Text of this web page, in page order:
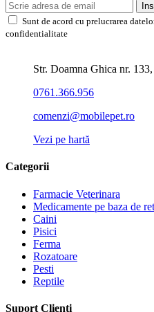
Sunt de acord cu prelucrarea
confidentialitate
Str. Doamna Ghica nr.
0761.366.956
comenzi@mobilepet.ro
Vezi pe hartă
Categorii
Farmacie Veterinara
Medicamente pe baza de
Caini
Pisici
Ferma
Rozatoare
Pesti
Reptile
Suport Clienti